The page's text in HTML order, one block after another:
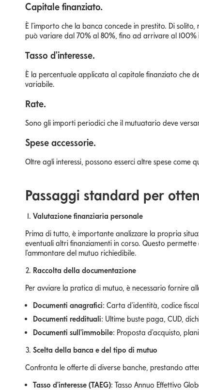
Capitale finanziato.
È l'importo che la banca concede in prestito. Di
può variare dal 70% al 80%, fino ad arrivare al 100%
Tasso d'interesse.
È la percentuale applicata al capitale finanziato che
variabile.
Rate.
Sono gli importi periodici che il mutuatario deve
Spese accessorie.
Oltre agli interessi, possono esserci altre spese come
Passaggi standard per
Valutazione finanziaria personale
Prima di tutto, è importante analizzare la propria
eventuali altri finanziamenti in corso. Questo
l'ammontare del mutuo richiedibile.
Raccolta della documentazione
Per avviare la pratica di mutuo, è necessario fornire
Documenti anagrafici: Carta d'identità, codice
Documenti reddituali: Ultime buste paga, CUD,
Documenti sull'immobile: Proposta d'acquisto,
Scelta della banca e del tipo di mutuo
Confronta le offerte di diverse banche, prestando
Tasso d'interesse (TAEG): Tasso Annuo Effettivo